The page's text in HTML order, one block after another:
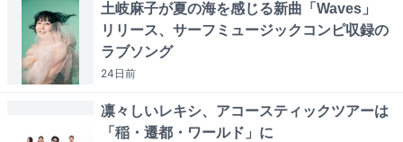
土岐麻子が夏の海を感じる新曲「Waves」
リリース、サーフミュージックコンピ収録の
ラブソング
24日前
凛々しいレキシ、アコースティックツアーは
「稲・遷都・ワールド」に